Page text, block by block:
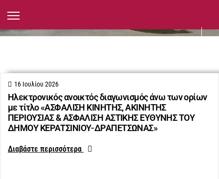
Ηλεκτρονικός ανοικτός διαγωνισμός άνω των ορίων
με τίτλο «ΑΣΦΑΛΙΣΗ ΚΙΝΗΤΗΣ, ΑΚΙΝΗΤΗΣ
ΠΕΡΙΟΥΣΙΑΣ & ΑΣΦΑΛΙΣΗ ΑΣΤΙΚΗΣ ΕΥΘΥΝΗΣ ΤΟΥ
ΔΗΜΟΥ ΚΕΡΑΤΣΙΝΙΟΥ-ΔΡΑΠΕΤΣΩΝΑΣ»
16 Ιουλίου 2026
Διαβάστε περισσότερα